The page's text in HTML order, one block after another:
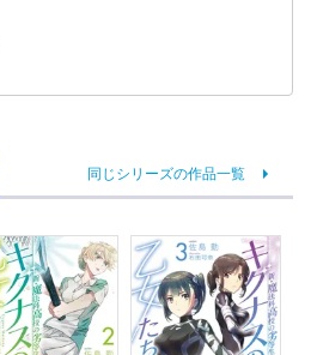
同じシリーズの作品一覧